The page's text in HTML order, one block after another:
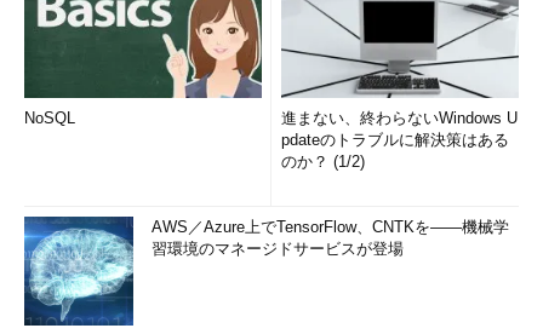
NoSQL
進まない、終わらないWindows U
pdateのトラブルに解決策はある
のか？ (1/2)
AWS／Azure上でTensorFlow、CNTKを――機械学
習環境のマネージドサービスが登場